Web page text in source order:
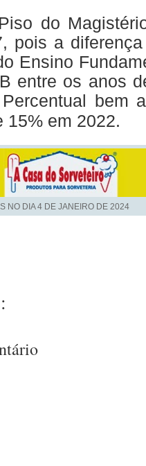
do
pois a
Ensino
entre os anos
bem
15% em 2022.
NO DIA4 DE JANEIRO DE 2024